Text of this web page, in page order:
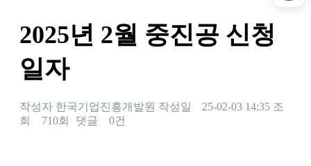
2025년 2월 중진공 신청
일자
작성자 한국기업진흥개발원 작성일 25-02-03 14:35 조
회
710회 댓글 0건